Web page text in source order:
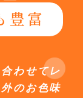
豊富
わせてレ
のお色味